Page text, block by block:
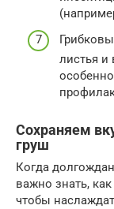
листья и
Сохраняем
груш
Когда
важно знать,
чтобы